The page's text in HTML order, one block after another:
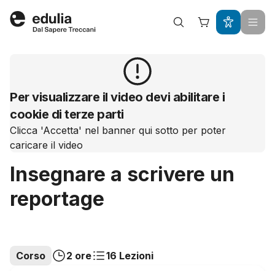
Edulia
Per visualizzare il video devi abilitare i
cookie di terze parti
Clicca 'Accetta' nel banner qui sotto per poter
caricare il video
Insegnare a scrivere un
reportage
Corso 2 ore
16 Lezioni